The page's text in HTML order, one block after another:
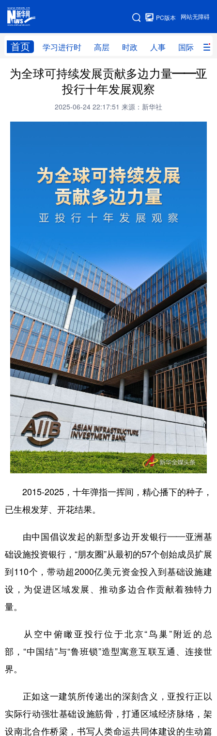
网站无障碍
PC版本
首页 学习进行时 高层 时政 人事 国际 财
网站地图
学习进行时 高层 时政 人事
财经 网评
访谈 视频 图片 政务
中央文件 金融
人居 信息化 数字经济
城市 旅游 会展
彩票 娱乐 悦读
公益 一带一路 亚太网 上市公司
文化产业
地方频道
北京 天津 河北 山西
辽宁 上海 江苏
浙江 福建 江西
山东 河南 湖北 湖南
广东 广西 海南 重庆
甘肃 青海 宁夏
多语种频道
English Español Français عربى
为全球可持续发展贡献多边力量——亚
投行十年发展观察
2025-06-24 22:17:51 来源：新华社
2015-2025，十年弹指一挥间，精心播下的种子，
已生根发芽、开花结果。
由中国倡议发起的新型多边开发银行——亚洲基
础设施投资银行，“朋友圈”从最初的57个创始成员扩展
到110个，带动超2000亿美元资金投入到基础设施建
设，为促进区域发展、推动多边合作贡献着独特力
量。
从空中俯瞰亚投行位于北京“鸟巢”附近的总
部，“中国结”与“鲁班锁”造型寓意互联互通、连接世
界。
正如这一建筑所传递出的深刻含义，亚投行正以
实际行动强壮基础设施筋骨，打通区域经济脉络，架
设南北合作桥梁，书写人类命运共同体建设的生动篇